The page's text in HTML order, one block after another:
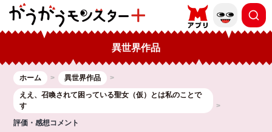
異世界作品
ホーム
異世界作品
ええ、召喚されて困っている聖女（仮）とは私のことで
す
評価・感想コメント